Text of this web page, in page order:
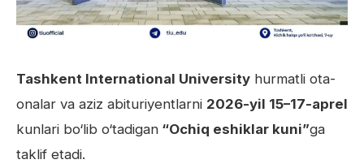
Tashkent International University hurmatli ota-
onalar va aziz abituriyentlarni 2026-yil 15–17-aprel
kunlari bo‘lib o‘tadigan “Ochiq eshiklar kuni”ga
taklif etadi.